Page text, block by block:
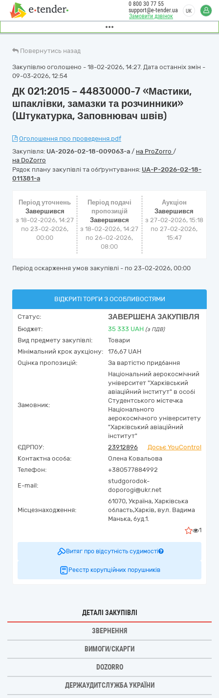
Замовити дзвінок
0 800 30 77 55
support@e-tender.ua
UK
Повернутись назад
Закупівлю оголошено - 18-02-2026, 14:27. Дата останніх змін -
09-03-2026, 12:54
ДК 021:2015 – 44830000-7 «Мастики,
шпаклівки, замазки та розчинники»
(Штукатурка, Заповнювач швів)
Оголошення про проведення.pdf
Закупівля: UA-2026-02-18-009063-a / на ProZorro /
на DoZorro
Рядок плану закупівлі та обґрунтування: UA-P-2026-02-18-
011381-a
Період уточнень
Завершився
з 18-02-2026, 14:27
по 23-02-2026,
00:00
Період подачі
пропозицій
Завершився
з 18-02-2026, 14:27
по 26-02-2026,
08:00
Аукціон
Завершився
з 27-02-2026, 15:18
по27-02-2026,
15:47
Період оскарження умов закупівлі - по 23-02-2026, 00:00
ВІДКРИТІ ТОРГИ З ОСОБЛИВОСТЯМИ
Статус: ЗАВЕРШЕНА ЗАКУПІВЛЯ
Бюджет: 35 333 UAH (з ПДВ)
Вид предмету закупівлі:
Товари
Мінімальний крок аукціону:
176,67 UAH
Оцінка пропозицій:
За вартістю придбання
Замовник:
Національний аерокосмічний
університет "Харківський
авіаційний інститут" в особі
Студентського містечка
Національного
аерокосмічного університету
"Харківський авіаційний
інститут"
ЄДРПОУ:
23912896
Досьє YouControl
Контактна особа:
Олена Ковальова
Телефон:
+380577884992
E-mail:
studgorodok-
doporogi@ukr.net
Місцезнаходження:
61070, Україна, Харківська
область,Харків, вул. Вадима
Манька, буд.1.
1
Витяг про відсутність судимості
Реєстр корупційних порушників
ДЕТАЛІ ЗАКУПІВЛІ
ЗВЕРНЕННЯ
ВИМОГИ/СКАРГИ
DOZORRO
ДЕРЖАУДИТСЛУЖБА УКРАЇНИ